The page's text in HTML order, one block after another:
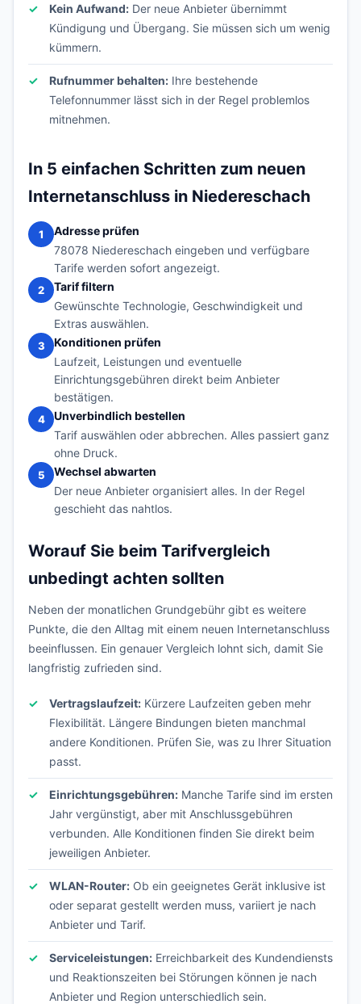
Kein Aufwand: Der neue Anbieter übernimmt
Kündigung und Übergang. Sie müssen sich um wenig
kümmern.
Rufnummer behalten: Ihre bestehende
Telefonnummer lässt sich in der Regel problemlos
mitnehmen.
In 5 einfachen Schritten zum neuen
Internetanschluss in Niedereschach
1
Adresse prüfen
78078 Niedereschach eingeben und verfügbare
Tarife werden sofort angezeigt.
2
Tarif filtern
Gewünschte Technologie, Geschwindigkeit und
Extras auswählen.
3
Konditionen prüfen
Laufzeit, Leistungen und eventuelle
Einrichtungsgebühren direkt beim Anbieter
bestätigen.
4
Unverbindlich bestellen
Tarif auswählen oder abbrechen. Alles passiert ganz
ohne Druck.
5
Wechsel abwarten
Der neue Anbieter organisiert alles. In der Regel
geschieht das nahtlos.
Worauf Sie beim Tarifvergleich
unbedingt achten sollten
Neben der monatlichen Grundgebühr gibt es weitere
Punkte, die den Alltag mit einem neuen Internetanschluss
beeinflussen. Ein genauer Vergleich lohnt sich, damit Sie
langfristig zufrieden sind.
Vertragslaufzeit: Kürzere Laufzeiten geben mehr
Flexibilität. Längere Bindungen bieten manchmal
andere Konditionen. Prüfen Sie, was zu Ihrer Situation
passt.
Einrichtungsgebühren: Manche Tarife sind im ersten
Jahr vergünstigt, aber mit Anschlussgebühren
verbunden. Alle Konditionen finden Sie direkt beim
jeweiligen Anbieter.
WLAN-Router: Ob ein geeignetes Gerät inklusive ist
oder separat gestellt werden muss, variiert je nach
Anbieter und Tarif.
Serviceleistungen: Erreichbarkeit des Kundendiensts
und Reaktionszeiten bei Störungen können je nach
Anbieter und Region unterschiedlich sein.